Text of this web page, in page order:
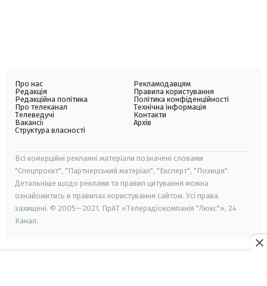
Про нас
Редакція
Редакційна політика
Про телеканал
Телеведучі
Вакансії
Структура власності
Рекламодавцям
Правила користування
Політика конфіденційності
Технічна інформація
Контакти
Архів
Всі комерційні рекламні матеріали позначені словами
"Спецпроєкт", "Партнерський матеріал", "Експерт", "Позиція".
Детальніше щодо реклами та правил цитування можна
ознайомитись в правилах користування сайтом. Усі права
захищені. © 2005—2021, ПрАТ «Телерадіокомпанія "Люкс"», 24
Канал.